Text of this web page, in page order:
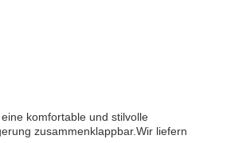
komfortable und stilvolle
zusammenklappbar.Wir liefern